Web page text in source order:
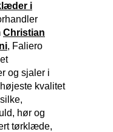
i
Christian
, Faliero
og sjaler i
kvalitet
hør og
tørklæde,